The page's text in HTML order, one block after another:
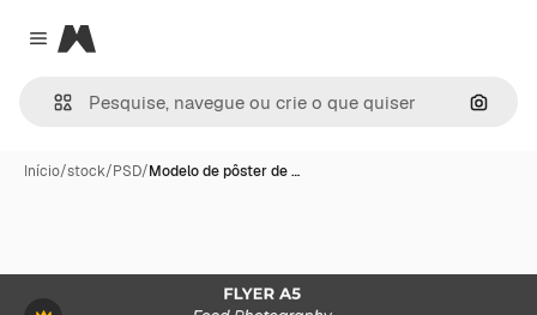
Close menu
Magnific
Início/stock/PSD/Modelo de pôster de …